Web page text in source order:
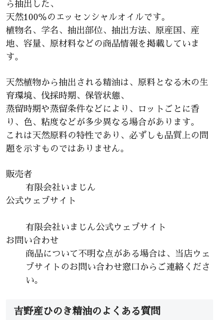
ら抽出した、
天然100％のエッセンシャルオイルです。
植物名、学名、抽出部位、抽出方法、原産国、産
地、容量、原材料などの商品情報を掲載していま
す。
天然植物から抽出される精油は、原料となる木の生
育環境、伐採時期、保管状態、
蒸留時期や蒸留条件などにより、ロットごとに香
り、色、粘度などが多少異なる場合があります。
これは天然原料の特性であり、必ずしも品質上の問
題を示すものではありません。
販売者
有限会社いまじん
公式ウェブサイト
有限会社いまじん公式ウェブサイト
お問い合わせ
商品について不明な点がある場合は、当店ウェ
ブサイトのお問い合わせ窓口からご連絡くださ
い。
吉野産ひのき精油のよくある質問